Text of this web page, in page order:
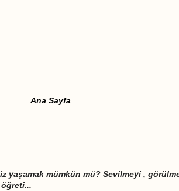
Ana Sayfa
yaşamak mümkün mü? Sevilmeyi ,